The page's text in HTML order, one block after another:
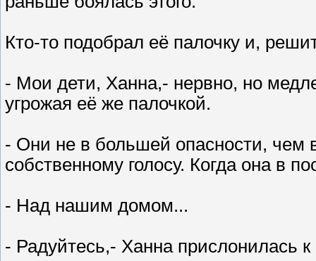
Кто-то подобрал её палочку и,
- Мои дети, Ханна,- нервно, но
угрожая её же палочкой.
- Они не в большей опасности, чем
собственному голосу. Когда она в
- Над нашим домом...
- Радуйтесь,- Ханна прислонилась